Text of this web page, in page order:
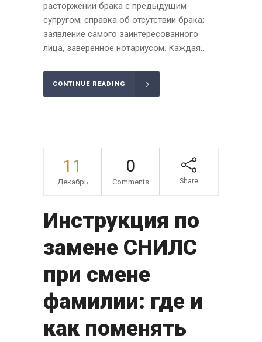
расторжении брака с предыдущим
супругом; справка об отсутствии брака;
заявление самого заинтересованного
лица, заверенное нотариусом. Каждая...
CONTINUE READING
11
Декабрь
0
Comments Share
Инструкция по
замене СНИЛС
при смене
фамилии: где и
как поменять